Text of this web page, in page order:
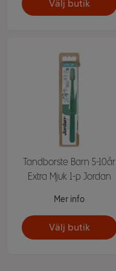
Välj butik
Tandborste Barn 5-10år
Extra Mjuk 1-p Jordan
Mer info
Välj butik